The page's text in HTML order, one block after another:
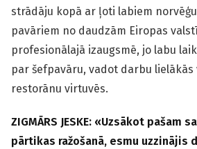
strādāju kopā ar ļoti labiem
pavāriem no daudzām Eiropas
profesionālajā izaugsmē, jo labu
par šefpavāru, vadot darbu lielākās
restorānu virtuvēs.
ZIGMĀRS JESKE: «Uzsākot pašam
pārtikas ražošanā, esmu uzzinājis